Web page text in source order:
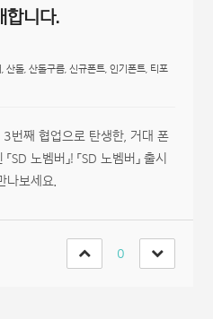
합니다.
산돌 산돌구름 신규폰트 인기폰트
티포
번째 협업으로 탄생한, 거대 폰
SD 노벰버」! 「SD 노벰버」 출시
나보세요.
0